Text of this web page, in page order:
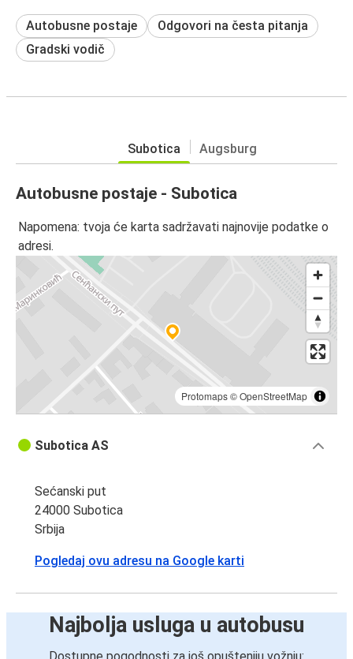
Autobusne postaje
Odgovori na česta pitanja
Gradski vodič
Subotica Augsburg
Autobusne postaje - Subotica
Napomena: tvoja će karta sadržavati najnovije podatke o
adresi.
Protomaps©OpenStreetMap
Subotica AS
Sećanski put
24000 Subotica
Srbija
Pogledaj ovu adresu na Google karti
Najbolja usluga u autobusu